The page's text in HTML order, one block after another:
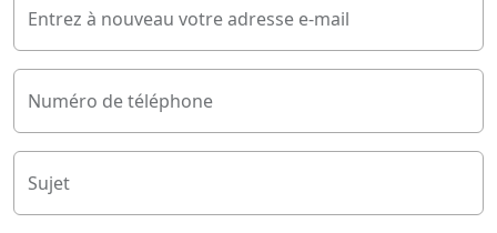
Entrez à nouveau votre adresse e-mail
Numéro de téléphone
Sujet